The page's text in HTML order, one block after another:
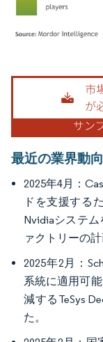
画像 © Mordor
最近の業界動向
2025年4月：
ドを支援する
Nvidiaシステ
ァクトリーの
2025年2月：
系統に適用可
減するTeSys
た。